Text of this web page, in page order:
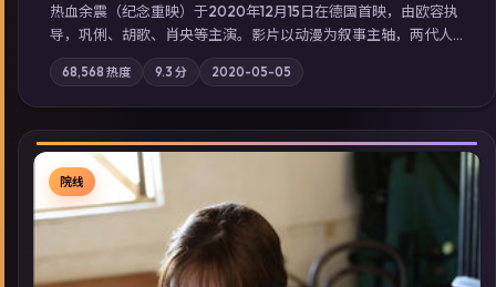
热血余震（纪念重映）于2020年12月15日在德国首映，由欧容执
导，巩俐、胡歌、肖央等主演。影片以动漫为叙事主轴，两代人
的执念在暴风雨夜正面相撞；摄影与配乐强化地域气质；站内亦
可通过「国产免费观看高清电视剧在线看」延展检索同类型高分
佳作，畅享高清在线追剧体验。
68,568 热度 9.3 分 2020-05-05
院线